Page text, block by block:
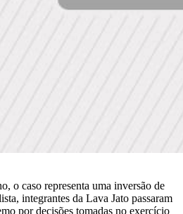
o caso representa uma inversão de
integrantes da Lava Jato passaram
por decisões tomadas no exercício